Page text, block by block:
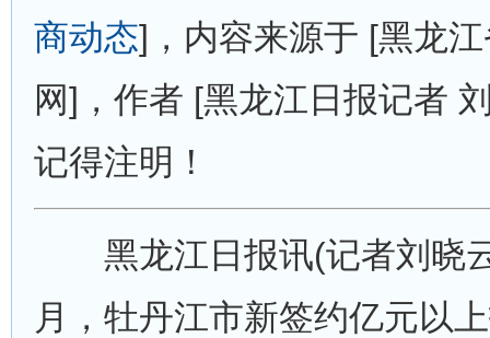
商动态]，内容来源于 [黑龙
网]，作者 [黑龙江日报记者
记得注明！
黑龙江日报讯(记者刘晓
月，牡丹江市新签约亿元以